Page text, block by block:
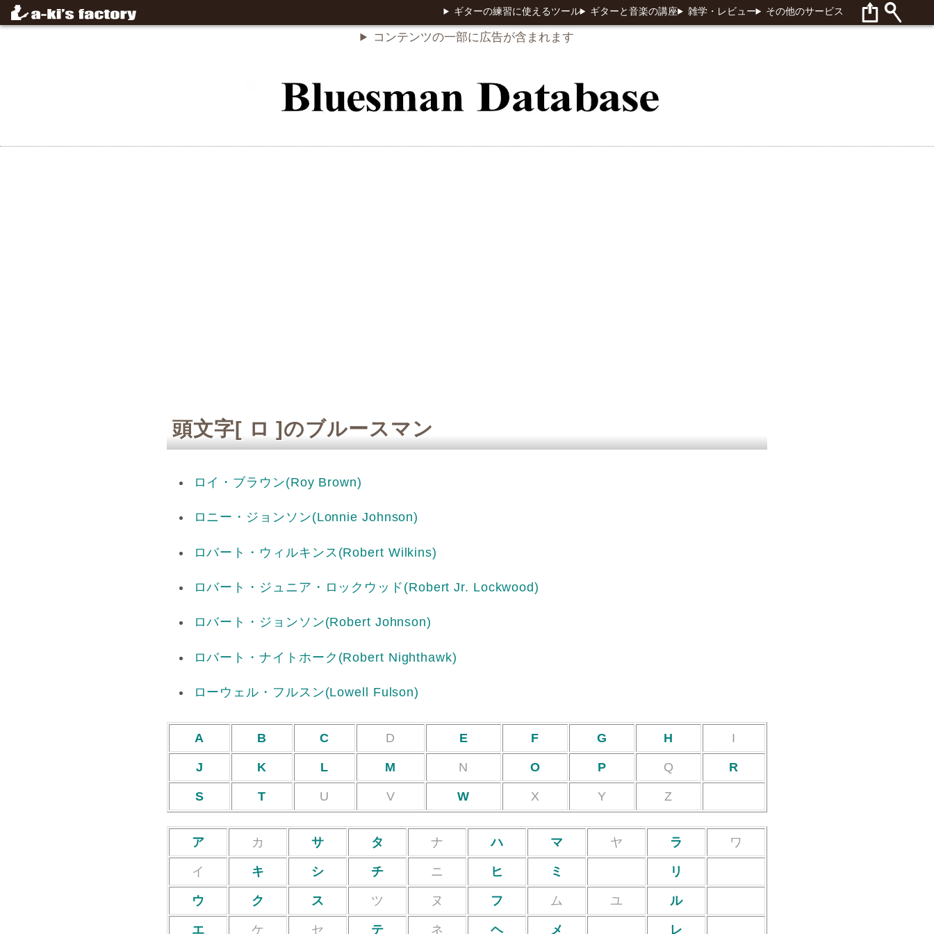
ギターの練習に使えるツール ギターと音楽の講座 雑学・レビュー その他のサービス
頭文字[ ロ ]のブルースマン
ロイ・ブラウン(Roy Brown)
ロニー・ジョンソン(Lonnie Johnson)
ロバート・ウィルキンス (Robert Wilkins)
ロバート・ジュニア・ロックウッド (Robert Jr. Lockwood)
ロバート・ジョンソン(Robert Johnson)
ロバート・ナイトホーク (Robert Nighthawk)
ローウェル・フルスン(Lowell Fulson)
A B C D E F G H I
J K L M N O P Q R
S T U V W X Y Z
ア カ サ タ ナ ハ マ ヤ ラ ワ
イ キ シ チ ニ ヒ ミ リ
ウ ク ス ツ ヌ フ ム ユ ル
エ ケ セ テ ネ ヘ メ レ
コンテンツの一部に広告が含まれます